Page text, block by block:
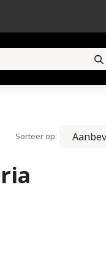
Sorteer op: